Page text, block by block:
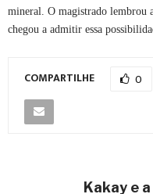
mineral. O magistrado lembrou
chegou a admitir essa
COMPARTILHE 0
Kakay e